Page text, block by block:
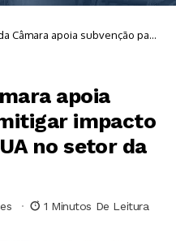
Câmara apoia subvenção para
do tarifaço dos EUA no setor
apoia
impacto
no setor da
1 Minutos De Leitura